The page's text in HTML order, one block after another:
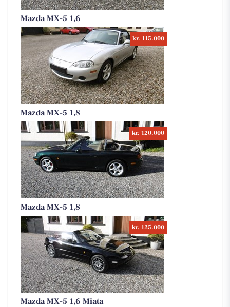
Mazda MX-5 1,6
kr. 115.000
Mazda MX-5 1,8
kr. 120.000
Mazda MX-5 1,8
kr. 125.000
Mazda MX-5 1,6 Miata